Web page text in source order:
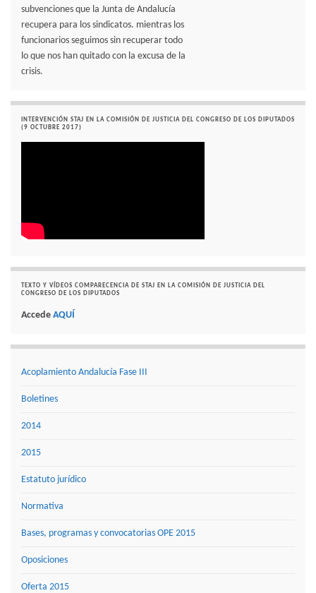
subvenciones que la Junta de Andalucía
recupera para los sindicatos. mientras los
funcionarios seguimos sin recuperar todo
lo que nos han quitado con la excusa de la
crisis.
INTERVENCIÓN STAJ EN LA COMISIÓN DE JUSTICIA DEL CONGRESO DE LOS DIPUTADOS
(9 OCTUBRE 2017)
TEXTO Y VÍDEOS COMPARECENCIA DE STAJ EN LA COMISIÓN DE JUSTICIA DEL
CONGRESO DE LOS DIPUTADOS
Accede AQUÍ
Acoplamiento Andalucía Fase III
Boletines
2014
2015
Estatuto jurídico
Normativa
Bases, programas y convocatorias OPE 2015
Oposiciones
Oferta 2015